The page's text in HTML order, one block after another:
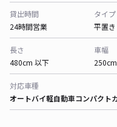
貸出時間
24時間営業
タイプ
平置き
長さ
480cm 以下
車幅
対応車種
オートバイ軽自動車コンパクト